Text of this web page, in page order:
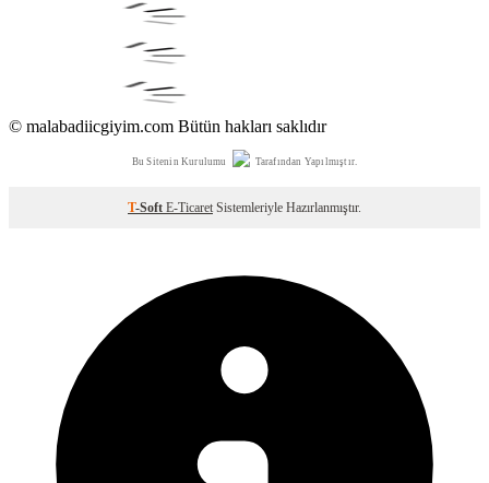
© malabadiicgiyim.com Bütün hakları saklıdır
Bu Sitenin Kurulumu Tarafından Yapılmıştır.
T-Soft E-Ticaret Sistemleriyle Hazırlanmıştır.